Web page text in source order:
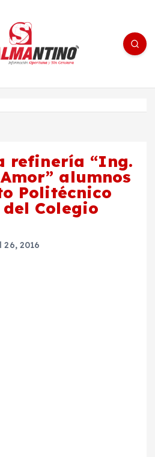
- medios/noticias/editorial
refinería “Ing.
alumnos
Politécnico
Colegio
26, 2016